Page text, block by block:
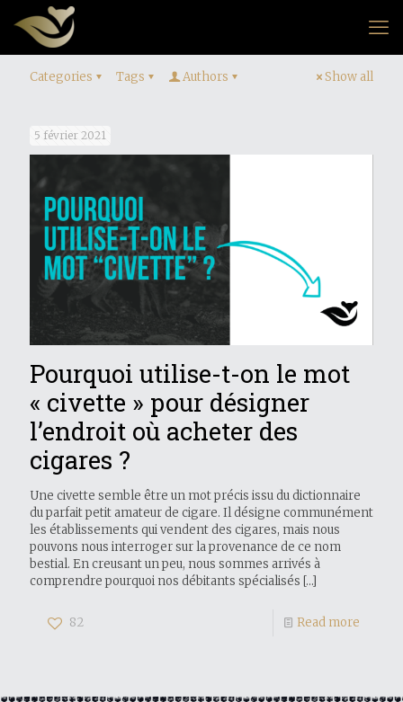
Categories Tags Authors Show all
5 février 2021
Pourquoi utilise-t-on le mot
« civette » pour désigner
l’endroit où acheter des
cigares ?
Une civette semble être un mot précis issu du dictionnaire
du parfait petit amateur de cigare. Il désigne communément
les établissements qui vendent des cigares, mais nous
pouvons nous interroger sur la provenance de ce nom
bestial. En creusant un peu, nous sommes arrivés à
comprendre pourquoi nos débitants spécialisés […]
82 Read more